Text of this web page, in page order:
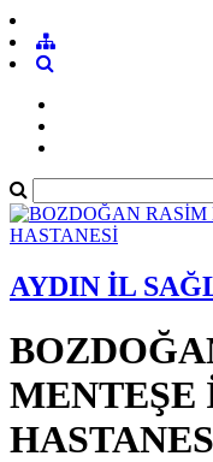
AYDIN İL
MENTEŞE